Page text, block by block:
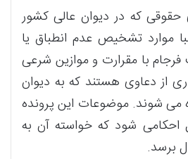
که در دیوان عالی کشور
موارد تشخیص عدم انطباق یا
فرجام با مقرارت و موازین شرعی
از دعاوی هستند که به دیوان
می شوند. موضوعات این پرونده
شود که خواسته آن به